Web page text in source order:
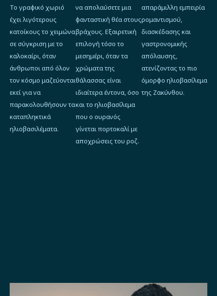
Το γραφικό χωριό
έχει λιγότερους
κατοίκους το χειμώνα
σε σύγκριση με το
καλοκαίρι, όταν
άνθρωποι από όλον
τον κόσμο μαζεύονται
εκεί για να
παρακολουθήσουν τα
καταπληκτικά
ηλιοβασιλέματα.
να απολαύσετε μια
φανταστική θέα στους
βράχους. Εξαιρετική
επιλογή τόσο το
μεσημέρι, όταν τα
χρώματα της
θάλασσας είναι
ιδιαίτερα έντονα, όσο
και το ηλιοβασίλεμα
που ο ουρανός
γίνεται πορτοκαλί με
αποχρώσεις του ροζ.
απαράμιλλη εμπειρία
ρομαντισμού,
διασκέδασης και
γαστρονομικής
απόλαυσης,
ατενίζοντας το πιο
όμορφο ηλιοβασίλεμα
της Ζακύνθου.